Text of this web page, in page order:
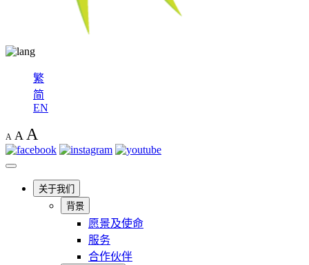
繁
简
EN
A A A
关于我们
背景
愿景及使命
服务
合作伙伴